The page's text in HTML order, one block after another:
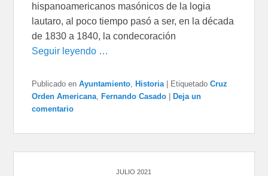
hispanoamericanos masónicos de la logia
lautaro, al poco tiempo pasó a ser, en la década
de 1830 a 1840, la condecoración
Seguir leyendo …
Publicado en Ayuntamiento, Historia Etiquetado Cruz
Orden Americana, Fernando Casado
Deja un
comentario
JULIO 2021